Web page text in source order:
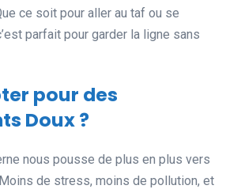
ce soit pour aller au taf ou se
parfait pour garder la ligne sans
pour des
Doux ?
nous pousse de plus en plus vers
de stress, moins de pollution, et